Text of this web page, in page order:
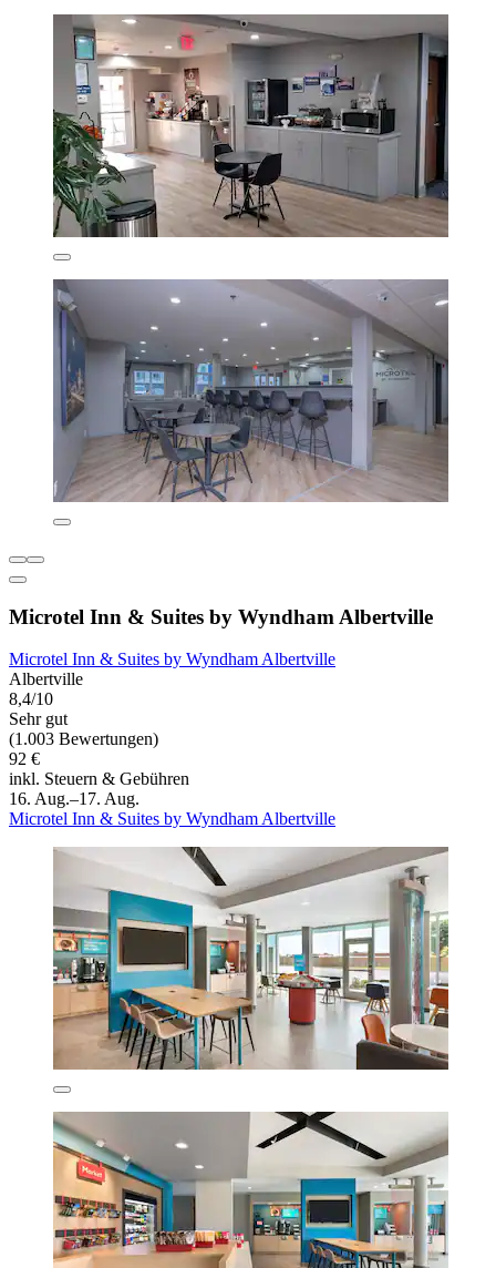
Microtel Inn & Suites by Wyndham Albertville
Microtel Inn & Suites by Wyndham Albertville
Albertville
8,4/10
Sehr gut
(1.003 Bewertungen)
92 €
inkl. Steuern & Gebühren
16. Aug.–17. Aug.
Microtel Inn & Suites by Wyndham Albertville